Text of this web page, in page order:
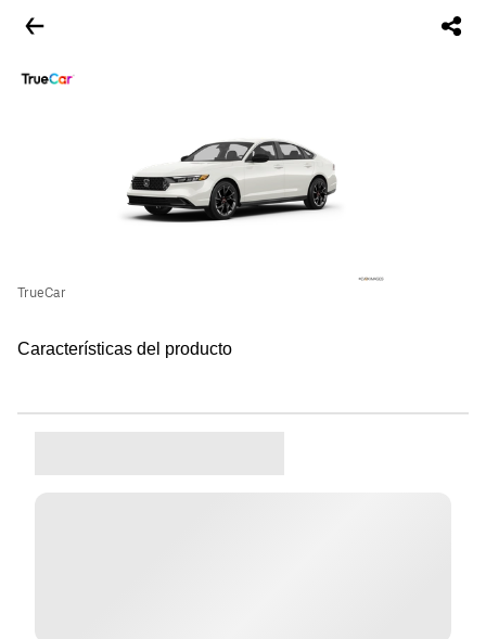
TrueCar
Características del producto